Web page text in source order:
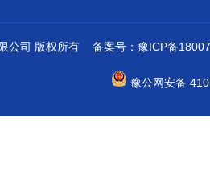
公司 版权所有 备案号： 豫ICP备
豫公网安备